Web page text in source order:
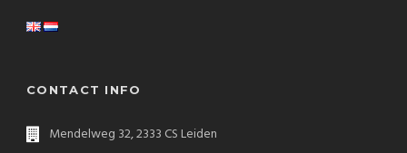
CONTACT INFO
Mendelweg 32, 2333 CS Leiden